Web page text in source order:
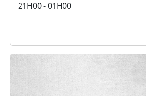
21H00 - 01H00